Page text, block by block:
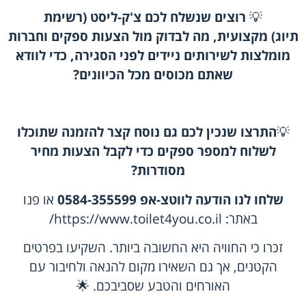
💡 רוצים שנשלח לכם צ'ק-ליסט (רשימת
תיוג) מקצועית, מה לבדוק מול הצעות ספקים וחברות
מומלצות לשירותים ניידים לפני הסגירה, כדי לוודא
שאתם מכוסים מכל הכיוונים?
💡התרצו שנכין לכם גם נוסח קצר להזמנה שתוכלו
לשלוח למספר ספקים כדי לקבל הצעות מחיר
מסודרות?
שלחו לנו הודעה לווטצ-אפ 0584-355599
או פנו
באתר: https://www.toilet4you.co.il/
זכרו כי החוויה היא החשובה ביותר. השקיעו בפרטים
הקטנים, אך גם השאירו מקום להנאה ולחיבור עם
האורחים והטבע שסביבכם. 🌟